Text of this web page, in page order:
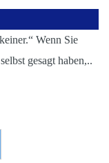
Wenn Sie
gesagt haben,..